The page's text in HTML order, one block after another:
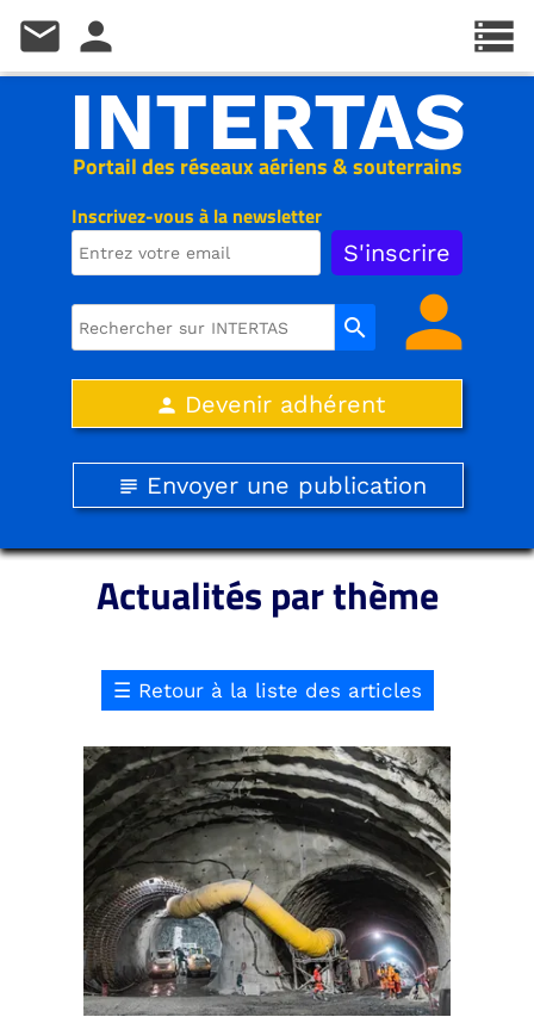
Inscrivez-vous à la newsletter
Portail des réseaux aériens & souterrains
INTERTAS
search person
person Devenir adhérent
subject Envoyer une publication
Actualités par thème
☰ Retour à la liste des articles
storage
mail person